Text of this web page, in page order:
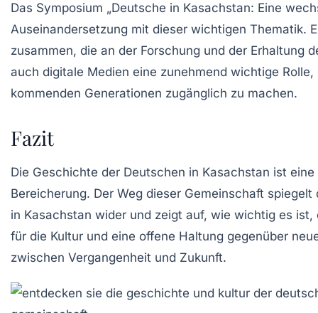
Das Symposium „Deutsche in Kasachstan: Eine
Auseinandersetzung mit dieser wichtigen Thematik.
zusammen, die an der Forschung und der Erhaltung
auch digitale Medien eine zunehmend wichtige
kommenden Generationen zugänglich zu machen.
Fazit
Die Geschichte der Deutschen in Kasachstan ist
Bereicherung. Der Weg dieser Gemeinschaft
in Kasachstan wider und zeigt auf, wie wichtig es
für die Kultur und eine offene Haltung gegenüber
zwischen Vergangenheit und Zukunft.